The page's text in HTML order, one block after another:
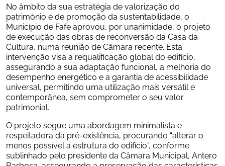
No âmbito da sua estratégia de valorização do
património e de promoção da sustentabilidade, o
Município de Fafe aprovou, por unanimidade, o projeto
de execução das obras de reconversão da Casa da
Cultura, numa reunião de Câmara recente. Esta
intervenção visa a requalificação global do edifício,
assegurando a sua adaptação funcional, a melhoria do
desempenho energético e a garantia de acessibilidade
universal, permitindo uma utilização mais versátil e
contemporânea, sem comprometer o seu valor
patrimonial.
O projeto segue uma abordagem minimalista e
respeitadora da pré-existência, procurando “alterar o
menos possível a estrutura do edifício”, conforme
sublinhado pelo presidente da Câmara Municipal, Antero